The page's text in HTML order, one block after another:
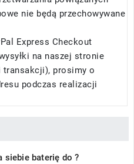
nie będą przechowywane
Express Checkout
na naszej stronie
prosimy o
podczas realizacji
siebie baterię do ?